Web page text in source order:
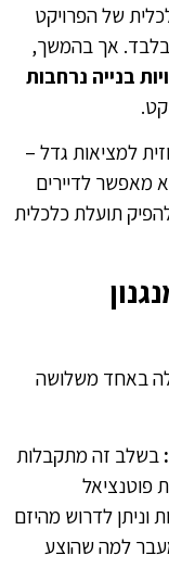
של הפרויקט
בלבד. אך בהמשך,
בנייה נרחבות
למציאות גדל –
מאפשר לדיירים
תועלת כלכלית
באחד משלושה
בשלב זה מתקבלות
פוטנציאל
וניתן לדרוש מהיזם
למה שהוצע